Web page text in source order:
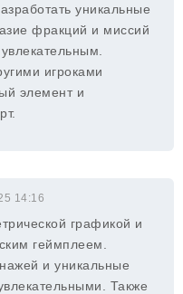
уникальные
фракций и миссий
игроками
элемент и
14:16
графикой и
геймплеем.
и уникальные
Также